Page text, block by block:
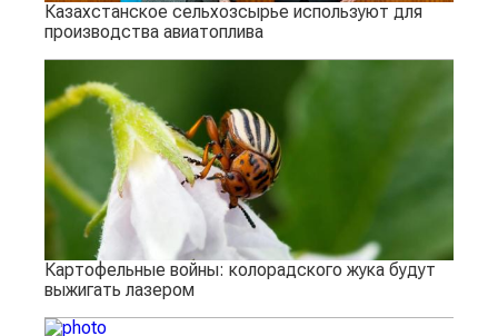
Казахстанское сельхозсырье используют для
производства авиатоплива
Картофельные войны: колорадского жука будут
выжигать лазером